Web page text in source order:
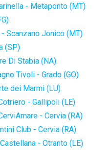
- Metaponto (MT)
Scanzano Jonico (MT)
(SP)
Di Stabia (NA)
Tivoli - Grado (GO)
dei Marmi (LU)
- Gallipoli (LE)
- Cervia (RA)
Club - Cervia (RA)
- Otranto (LE)